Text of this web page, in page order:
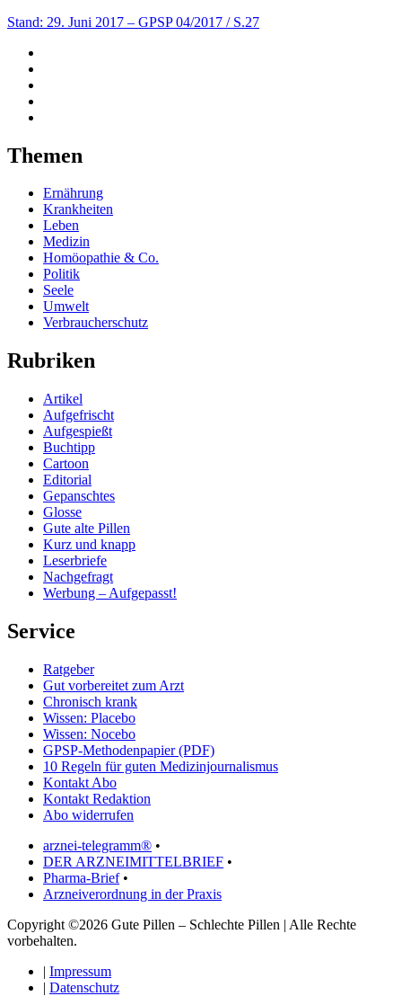
Stand: 29. Juni 2017 – GPSP 04/2017 / S.27
Themen
Ernährung
Krankheiten
Leben
Medizin
Homöopathie & Co.
Politik
Seele
Umwelt
Verbraucherschutz
Rubriken
Artikel
Aufgefrischt
Aufgespießt
Buchtipp
Cartoon
Editorial
Gepanschtes
Glosse
Gute alte Pillen
Kurz und knapp
Leserbriefe
Nachgefragt
Werbung – Aufgepasst!
Service
Ratgeber
Gut vorbereitet zum Arzt
Chronisch krank
Wissen: Placebo
Wissen: Nocebo
GPSP-Methodenpapier (PDF)
10 Regeln für guten Medizinjournalismus
Kontakt Abo
Kontakt Redaktion
Abo widerrufen
arznei-telegramm® •
DER ARZNEIMITTELBRIEF •
Pharma-Brief•
Arzneiverordnung in der Praxis
Copyright ©2026 Gute Pillen – Schlechte Pillen | Alle Rechte
vorbehalten.
| Impressum
| Datenschutz